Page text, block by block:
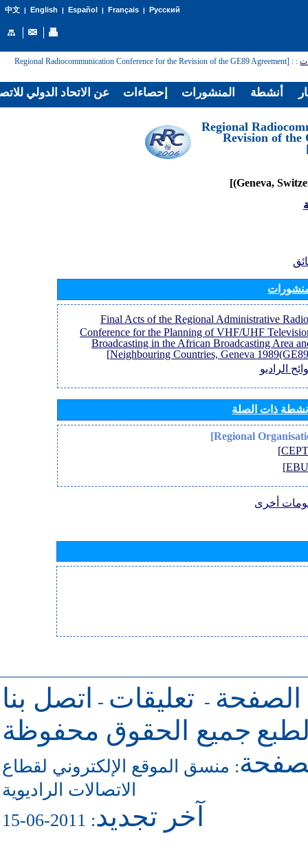
中文| English | Español | Français| Русский
:
: [Regional Radiocommunication Conference for the Revision of the GE89 Agreement
[Regional
Revision of the
[Final Acts of the Regional Administrative Radio
Conference for the Planning of VHF/UHF
Broadcasting in the African Broadcasting Area
Neighbouring Countries, Geneva
الراديو
ذات الصلة
أخرى
الصفحة - تعليقات -
اتصل بنا
جميع الحقوق محفوظة
: منسق الموقع الإلكتروني لقطاع
الاتصالات الراديوية
آخر تجديد: 2011-06-15
عن الاتحاد الدولي إحصاءات المنشورات أنشطة